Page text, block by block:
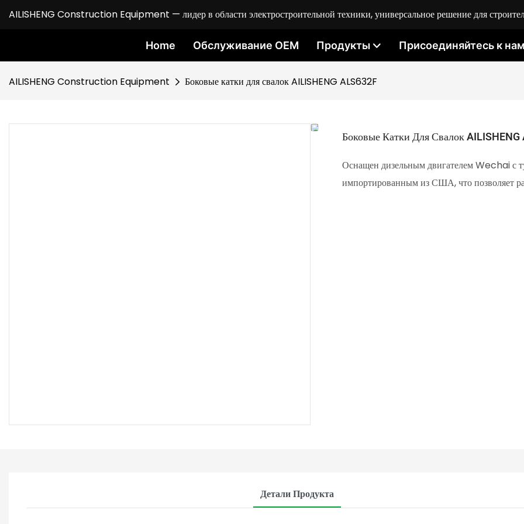
AILISHENG Construction Equipment — лидер в области электростроительной техники, универсальное решение для
Home Обслуживание OEM Продукты Присоединяйтесь к
AILISHENG Construction Equipment Боковые катки для свалок AILISHENG ALS632F
Боковые Катки Для Свалок
Оснащен дизельным двигателем Wechai с
импортированным из США, что позволяет
Детали Продукта